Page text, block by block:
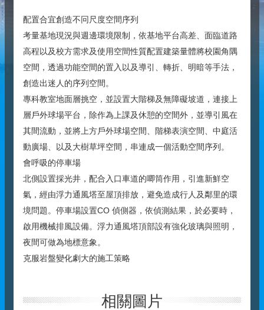
配置合宜創造不冋尺度空間序列
考量基地現況與週邊環境限制，依基地平台高差、面臨道路
高程以及校方需求及使用空間性質配置建築量體將校園角隅
空間，透過功能空間的置入以及導引、轉折、明暗等手法，
創造出迷人的序列空間。
專科教室地面層挑空，並設置大階梯及無障礙坡道，連接上
層戶外球場平台，除作為上課及休憩的空間外，並導引風在
其間流動，並將上方戶外球場空間、階梯表演空間、中庭活
動廣場、以及大樹草坪空間，串連成一個活動空間序列。
會呼吸的停車場
北側設置採光井，配合入口車道的唧筒作用，引進新鮮空
氣，經由浮力通風塔至屋頂排放，避免造成行人及鄰里的環
境問題。停車場設置CO 偵側器，依偵測結果，於必要時，
啟用機械排風設備。浮力通風塔頂部設有強化玻璃與照明，
夜間可做為地標意象。
克服岩盤變化劇大的施工策略
相關圖片